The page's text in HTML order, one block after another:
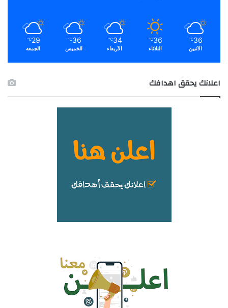
36
℃
الأثنين
36
℃
الثلاثاء
34
℃
الأربعاء
36
℃
الخميس
29
℃
الجمعة
اعلانك يحقق اهدافك